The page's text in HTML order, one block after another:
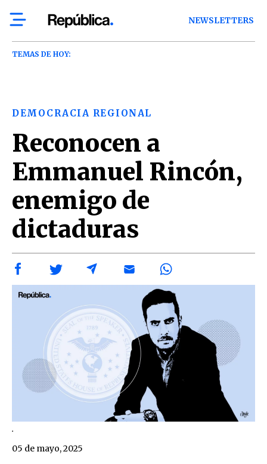
NEWSLETTERS
TEMAS DE HOY:
DEMOCRACIA REGIONAL
Reconocen a
Emmanuel Rincón,
enemigo de
dictaduras
.
05 de mayo, 2025